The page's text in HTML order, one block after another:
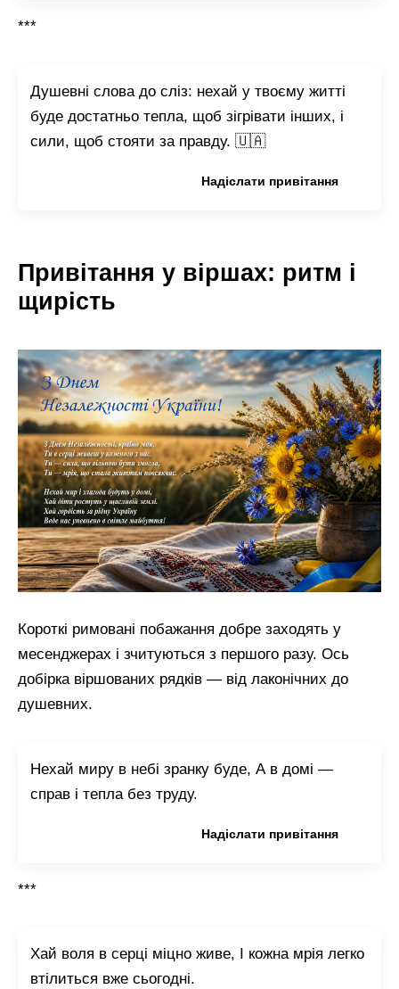
***
Душевні слова до сліз: нехай у твоєму житті
буде достатньо тепла, щоб зігрівати інших, і
сили, щоб стояти за правду. 🇺🇦
Надіслати привітання
Привітання у віршах: ритм і
щирість
Короткі римовані побажання добре заходять у
месенджерах і зчитуються з першого разу. Ось
добірка віршованих рядків — від лаконічних до
душевних.
Нехай миру в небі зранку буде, А в домі —
справ і тепла без труду.
Надіслати привітання
***
Хай воля в серці міцно живе, І кожна мрія легко
втілиться вже сьогодні.